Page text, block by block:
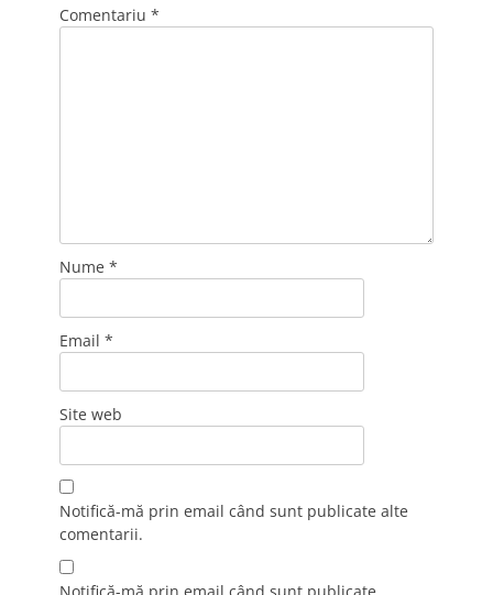
Comentariu *
Nume *
Email *
Site web
Notifică-mă prin email când sunt publicate alte
comentarii.